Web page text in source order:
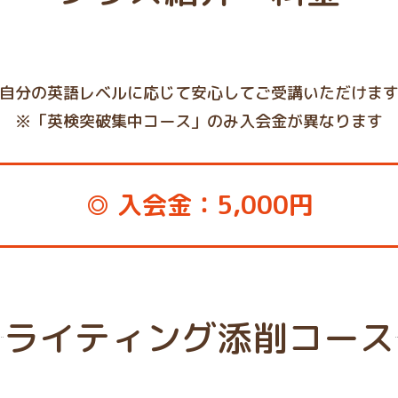
分の英語レベルに応じて安心してご受講いただけま
※「英検突破集中コース」のみ入会金が異なります
◎ 入会金：5,000円
ライティング添削コース